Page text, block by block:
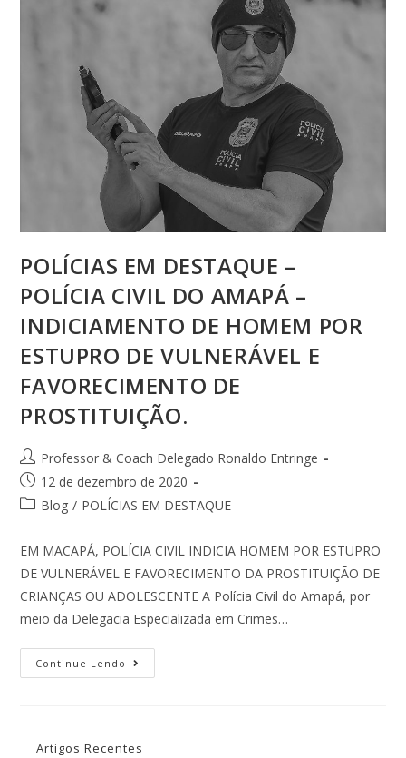
POLÍCIAS EM DESTAQUE –
POLÍCIA CIVIL DO AMAPÁ –
INDICIAMENTO DE HOMEM POR
ESTUPRO DE VULNERÁVEL E
FAVORECIMENTO DE
PROSTITUIÇÃO.
Professor & Coach Delegado Ronaldo Entringe
12 de dezembro de 2020
Blog / POLÍCIAS EM DESTAQUE
EM MACAPÁ, POLÍCIA CIVIL INDICIA HOMEM POR ESTUPRO
DE VULNERÁVEL E FAVORECIMENTO DA PROSTITUIÇÃO DE
CRIANÇAS OU ADOLESCENTE A Polícia Civil do Amapá, por
meio da Delegacia Especializada em Crimes…
Continue Lendo
Artigos Recentes